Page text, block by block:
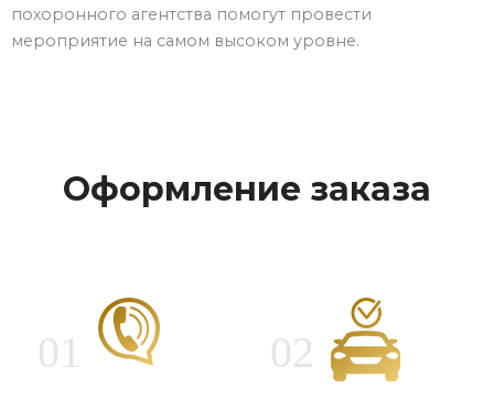
похоронного агентства помогут провести
мероприятие на самом высоком уровне.
Оформление заказа